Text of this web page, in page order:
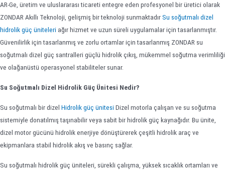
AR-Ge, üretim ve uluslararası ticareti entegre eden profesyonel bir üretici olarak
ZONDAR Akıllı Teknoloji, gelişmiş bir teknoloji sunmaktadırSu soğutmalı dizel
hidrolik güç üniteleri ağır hizmet ve uzun süreli uygulamalar için tasarlanmıştır.
Güvenilirlik için tasarlanmış ve zorlu ortamlar için tasarlanmış ZONDAR su
soğutmalı dizel güç santralleri güçlü hidrolik çıkış, mükemmel soğutma verimliliği
ve olağanüstü operasyonel stabiliteler sunar.
Su Soğutmalı Dizel Hidrolik Güç Ünitesi Nedir?
Su soğutmalı bir dizel Hidrolik güç ünitesiDizel motorla çalışan ve su soğutma
sistemiyle donatılmış taşınabilir veya sabit bir hidrolik güç kaynağıdır. Bu ünite,
dizel motor gücünü hidrolik enerjiye dönüştürerek çeşitli hidrolik araç ve
ekipmanlara stabil hidrolik akış ve basınç sağlar.
Su soğutmalı hidrolik güç üniteleri, sürekli çalışma, yüksek sıcaklık ortamları ve